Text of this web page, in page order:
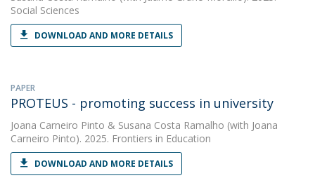
Social Sciences
DOWNLOAD AND MORE DETAILS
PAPER
PROTEUS - promoting success in university
Joana Carneiro Pinto & Susana Costa Ramalho (with Joana
Carneiro Pinto). 2025. Frontiers in Education
DOWNLOAD AND MORE DETAILS